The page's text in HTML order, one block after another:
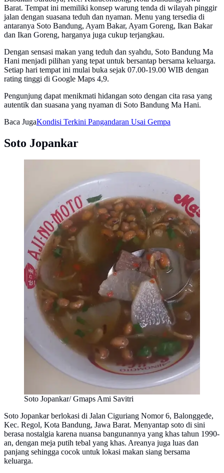
Barat. Tempat ini memiliki konsep warung tenda di wilayah pinggir
jalan dengan suasana teduh dan nyaman. Menu yang tersedia di
antaranya Soto Bandung, Ayam Bakar, Ayam Goreng, Ikan Bakar
dan Ikan Goreng, harganya juga cukup terjangkau.
Dengan sensasi makan yang teduh dan syahdu, Soto Bandung Ma
Hani menjadi pilihan yang tepat untuk bersantap bersama keluarga.
Setiap hari tempat ini mulai buka sejak 07.00-19.00 WIB dengan
rating tinggi di Google Maps 4,9.
Pengunjung dapat menikmati hidangan soto dengan cita rasa yang
autentik dan suasana yang nyaman di Soto Bandung Ma Hani.
Baca JugaKondisi Terkini Pangandaran Usai Gempa
Soto Jopankar
Soto Jopankar/ Gmaps Ami Savitri
Soto Jopankar berlokasi di Jalan Ciguriang Nomor 6, Balonggede,
Kec. Regol, Kota Bandung, Jawa Barat. Menyantap soto di sini
berasa nostalgia karena nuansa bangunannya yang khas tahun 1990-
an, dengan meja putih tebal yang khas. Areanya juga luas dan
panjang sehingga cocok untuk lokasi makan siang bersama
keluarga.